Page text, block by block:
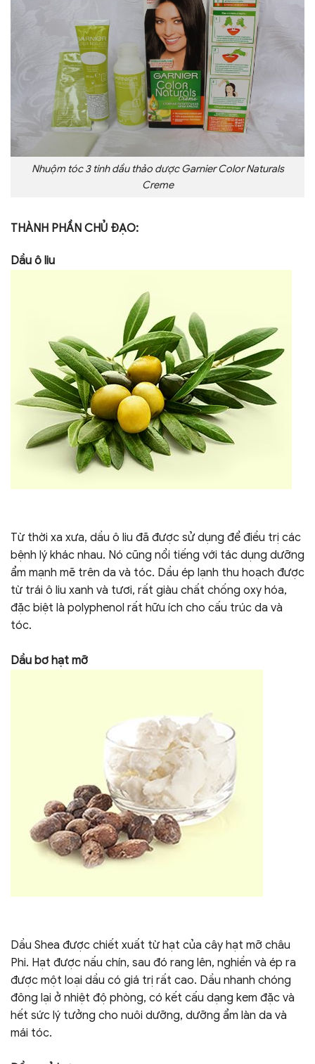
Nhuộm tóc 3 tinh dầu thảo dược Garnier Color Naturals
Creme
THÀNH PHẦN CHỦ ĐẠO:
Dầu ô liu
Từ thời xa xưa, dầu ô liu đã được sử dụng để điều trị các
bệnh lý khác nhau. Nó cũng nổi tiếng với tác dụng dưỡng
ẩm mạnh mẽ trên da và tóc. Dầu ép lạnh thu hoạch được
từ trái ô liu xanh và tươi, rất giàu chất chống oxy hóa,
đặc biệt là polyphenol rất hữu ích cho cấu trúc da và
tóc.
Dầu bơ hạt mỡ
Dầu Shea được chiết xuất từ hạt của cây hạt mỡ châu
Phi. Hạt được nấu chín, sau đó rang lên, nghiền và ép ra
được một loại dầu có giá trị rất cao. Dầu nhanh chóng
đông lại ở nhiệt độ phòng, có kết cấu dạng kem đặc và
hết sức lý tưởng cho nuôi dưỡng, dưỡng ẩm làn da và
mái tóc.